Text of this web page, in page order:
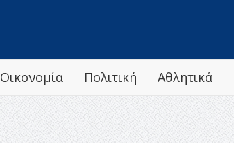
Οικονομία Πολιτική Αθλητικά